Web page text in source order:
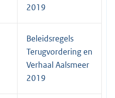
2019
Beleidsregels
Terugvordering en
Verhaal Aalsmeer
2019